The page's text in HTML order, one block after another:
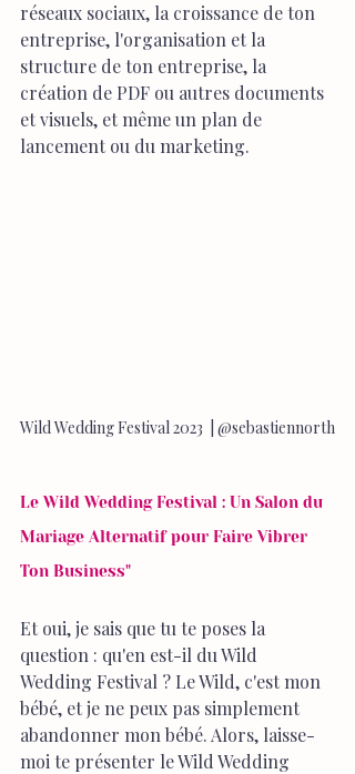
réseaux sociaux, la croissance de ton
entreprise, l'organisation et la
structure de ton entreprise, la
création de PDF ou autres documents
et visuels, et même un plan de
lancement ou du marketing.
Wild Wedding Festival 2023  | @sebastiennorth
Le Wild Wedding Festival : Un Salon du
Mariage Alternatif pour Faire Vibrer
Ton Business"
Et oui, je sais que tu te poses la
question : qu'en est-il du Wild
Wedding Festival ? Le Wild, c'est mon
bébé, et je ne peux pas simplement
abandonner mon bébé. Alors, laisse-
moi te présenter le Wild Wedding